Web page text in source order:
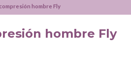
hombre Fly
hombre Fly